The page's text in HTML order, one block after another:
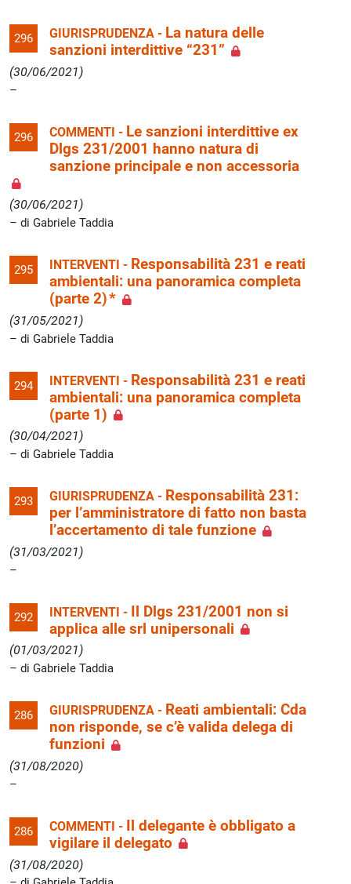
296 GIURISPRUDENZA - La natura delle
sanzioni interdittive “231”
(30/06/2021)
296 COMMENTI - Le sanzioni interdittive ex
Dlgs 231/2001 hanno natura di
sanzione principale e non accessoria
(30/06/2021)
di Gabriele Taddia
295 INTERVENTI - Responsabilità 231 e reati
ambientali: una panoramica completa
(parte 2) *
(31/05/2021)
di Gabriele Taddia
294 INTERVENTI - Responsabilità 231 e reati
ambientali: una panoramica completa
(parte 1)
(30/04/2021)
di Gabriele Taddia
293 GIURISPRUDENZA - Responsabilità 231:
per l’amministratore di fatto non basta
l’accertamento di tale funzione
(31/03/2021)
292 INTERVENTI -
Il Dlgs 231/2001 non si
applica alle srl unipersonali
(01/03/2021)
di Gabriele Taddia
286 GIURISPRUDENZA - Reati ambientali: Cda
non risponde, se c’è valida delega di
funzioni
(31/08/2020)
286 COMMENTI -
Il delegante è obbligato a
vigilare il delegato
(31/08/2020)